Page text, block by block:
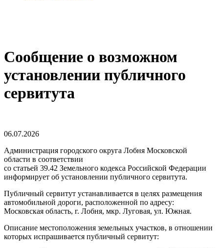
Сообщение о возможном
установлении публичного
сервитута
06.07.2026
Администрация городского округа Лобня Московской
области в соответствии
со статьей 39.42 Земельного кодекса Российской Федерации
информирует об установлении публичного сервитута.
Публичный сервитут устанавливается в целях размещения
автомобильной дороги, расположенной по адресу:
Московская область, г. Лобня, мкр. Луговая, ул. Южная.
Описание местоположения земельных участков, в отношении
которых испрашивается публичный сервитут: